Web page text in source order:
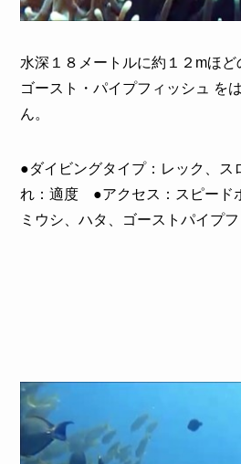
水深１８メートルに約１２mほ
ゴースト・パイプフィッシュ を
ん。
●ダイビングタイプ：レック、
れ：適度 ●アクセス：スピード
ミウシ、ハタ、ゴーストパイプ